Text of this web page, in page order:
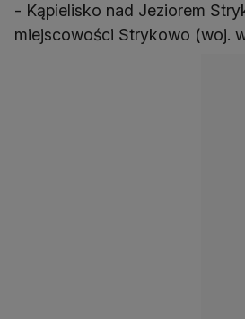
- Kąpielisko nad Jeziorem
miejscowości Strykowo (woj.